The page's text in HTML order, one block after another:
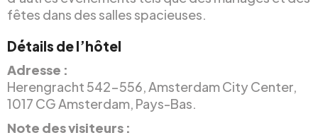
fêtes dans des salles spacieuses.
Détails de l’hôtel
Adresse :
Herengracht 542-556, Amsterdam City Center,
1017 CG Amsterdam, Pays-Bas.
Note des visiteurs :